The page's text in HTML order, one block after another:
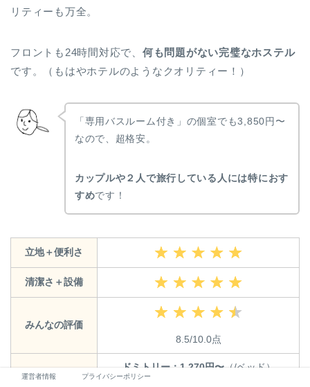
リティーも万全。
フロントも24時間対応で、 何も問題がない完璧なホステル
です。（もはやホテルのようなクオリティー！）
「専用バスルーム付き」の個室でも3,850円〜
なので、超格安。
カップルや２人で旅行している人には特におす
すめです！
立地＋便利さ
清潔さ＋設備
みんなの評価
8.5/10.0点
１泊の値段
ドミトリー：1,270円〜（/ベッド）
個室：3,850円〜
運営者情報 プライバシーポリシー